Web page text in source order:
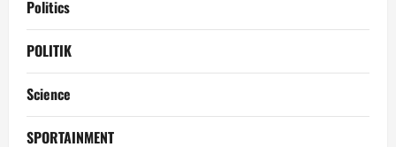
Politics
POLITIK
Science
SPORTAINMENT